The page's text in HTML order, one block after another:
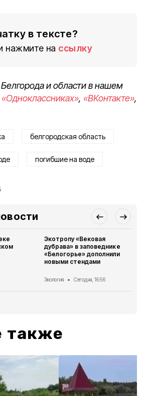
в тексте?
нажмите на ссылку
и области в нашем
«Одноклассниках», «ВКонтакте»,
белгородская область
погибшие на воде
Экотропу «Вековая
дубрава» в заповеднике
«Белогорье» дополнили
новыми стендами
Экология Сегодня, 16:56
также